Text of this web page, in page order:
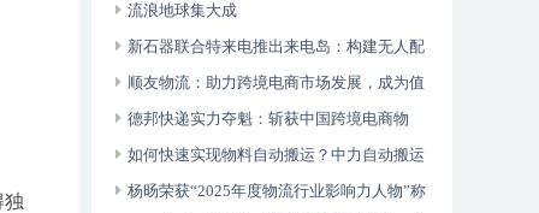
独
流浪地球集大成
新石器联合特来电推出来电岛：构建无人配
送全域生态
顺友物流：助力跨境电商市场发展，成为值
得信赖的国际物流合作伙伴
德邦快递实力夺魁：斩获中国跨境电商物
流“头程物流标杆企业”奖项
如何快速实现物料自动搬运？中力自动搬运
车开箱即用快速智能升级
杨旸荣获“2025年度物流行业影响力人物”称